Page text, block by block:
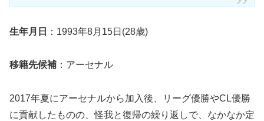
生年月日 ：1993年8月15日(28歳)
移籍先候補 ：アーセナル
2017年夏にアーセナルから加入後、リーグ優勝やCL優勝
に貢献したものの、怪我と復帰の繰り返しで、なかなか定